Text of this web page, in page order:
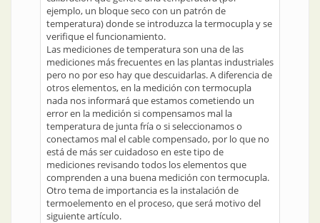
ejemplo, un bloque seco con un patrón de
temperatura) donde se introduzca la termocupla y se
verifique el funcionamiento.
Las mediciones de temperatura son una de las
mediciones más frecuentes en las plantas industriales
pero no por eso hay que descuidarlas. A diferencia de
otros elementos, en la medición con termocupla
nada nos informará que estamos cometiendo un
error en la medición si compensamos mal la
temperatura de junta fría o si seleccionamos o
conectamos mal el cable compensado, por lo que no
está de más ser cuidadoso en este tipo de
mediciones revisando todos los elementos que
comprenden a una buena medición con termocupla.
Otro tema de importancia es la instalación de
termoelemento en el proceso, que será motivo del
siguiente artículo.